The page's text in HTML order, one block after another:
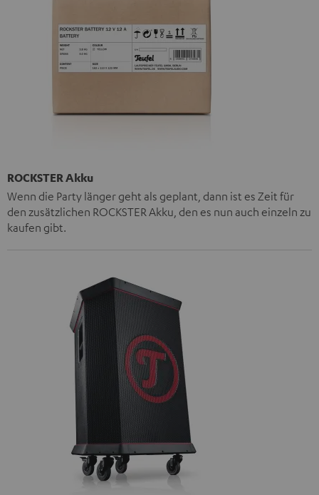
ROCKSTER Akku
Wenn die Party länger geht als geplant, dann ist es Zeit für
den zusätzlichen ROCKSTER Akku, den es nun auch einzeln zu
kaufen gibt.